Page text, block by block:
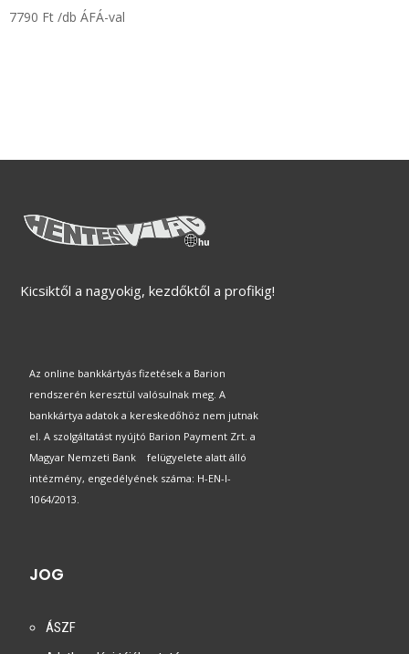
7790 Ft /db ÁFÁ-val
Kicsiktől a nagyokig, kezdőktől a profikig!
Az online bankkártyás fizetések a Barion
rendszerén keresztül valósulnak meg. A
bankkártya adatok a kereskedőhöz nem jutnak
el. A szolgáltatást nyújtó Barion Payment Zrt. a
Magyar Nemzeti Bank felügyelete alatt álló
intézmény, engedélyének száma: H-EN-I-
1064/2013.
JOG
ÁSZF